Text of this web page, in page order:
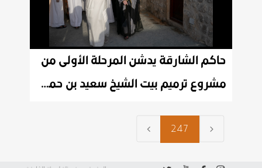
حاكم الشارقة يدشن المرحلة الأولى من
مشروع ترميم بيت الشيخ سعيد بن حمد القاسمي في كلباء
247